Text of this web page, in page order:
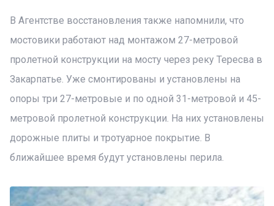
В Агентстве восстановления также напомнили, что
мостовики работают над монтажом 27-метровой
пролетной конструкции на мосту через реку Тересва в
Закарпатье. Уже смонтированы и установлены на
опоры три 27-метровые и по одной 31-метровой и 45-
метровой пролетной конструкции. На них установлены
дорожные плиты и тротуарное покрытие. В
ближайшее время будут установлены перила.